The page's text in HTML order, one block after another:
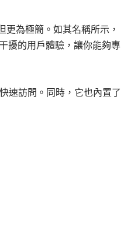
為極簡。如其名稱所示，
擾的用戶體驗，讓你能夠專
速訪問。同時，它也內置了